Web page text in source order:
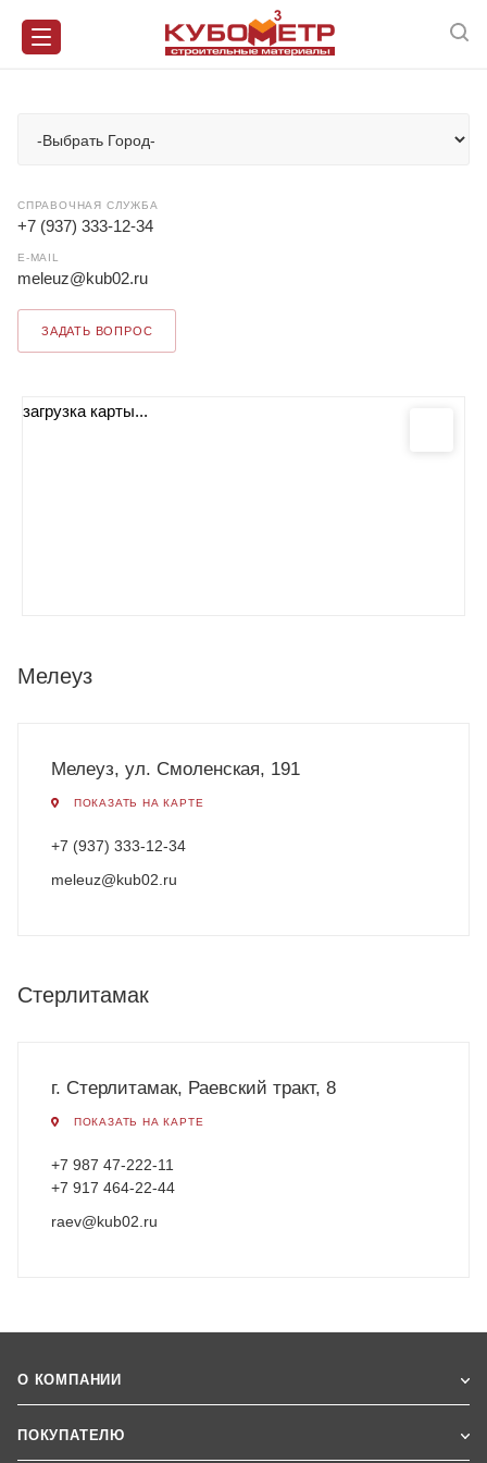
СПРАВОЧНАЯ СЛУЖБА
+7 (937) 333-12-34
E-MAIL
meleuz@kub02.ru
ЗАДАТЬ ВОПРОС
загрузка карты...
Мелеуз
Мелеуз, ул. Смоленская, 191
ПОКАЗАТЬ НА КАРТЕ
+7 (937) 333-12-34
meleuz@kub02.ru
Стерлитамак
г. Стерлитамак, Раевский тракт, 8
ПОКАЗАТЬ НА КАРТЕ
+7 987 47-222-11
+7 917 464-22-44
raev@kub02.ru
О КОМПАНИИ
ПОКУПАТЕЛЮ